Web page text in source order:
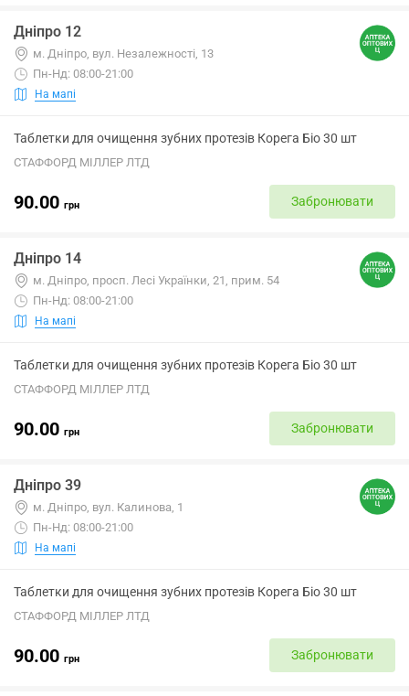
Дніпро 12
м. Дніпро, вул. Незалежності, 13
Пн-Нд: 08:00-21:00
На мапі
Таблетки для очищення зубних протезів Корега Біо 30 шт
СТАФФОРД МІЛЛЕР ЛТД
90.00 грн Забронювати
Дніпро 14
м. Дніпро, просп. Лесі Українки, 21, прим. 54
Пн-Нд: 08:00-21:00
На мапі
Таблетки для очищення зубних протезів Корега Біо 30 шт
СТАФФОРД МІЛЛЕР ЛТД
90.00 грн Забронювати
Дніпро 39
м. Дніпро, вул. Калинова, 1
Пн-Нд: 08:00-21:00
На мапі
Таблетки для очищення зубних протезів Корега Біо 30 шт
СТАФФОРД МІЛЛЕР ЛТД
90.00 грн Забронювати